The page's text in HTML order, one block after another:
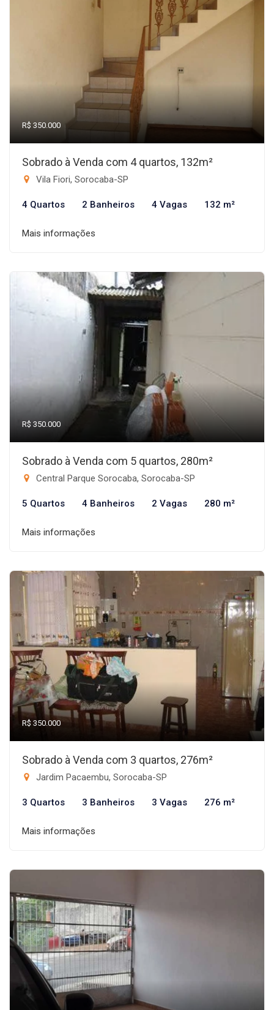
R$ 350.000
Sobrado à Venda com 4 quartos, 132m²
Vila Fiori, Sorocaba-SP
4 Quartos 2 Banheiros 4 Vagas 132 m²
Mais informações
R$ 350.000
Sobrado à Venda com 5 quartos, 280m²
Central Parque Sorocaba, Sorocaba-SP
5 Quartos 4 Banheiros 2 Vagas 280 m²
Mais informações
R$ 350.000
Sobrado à Venda com 3 quartos, 276m²
Jardim Pacaembu, Sorocaba-SP
3 Quartos 3 Banheiros 3 Vagas 276 m²
Mais informações